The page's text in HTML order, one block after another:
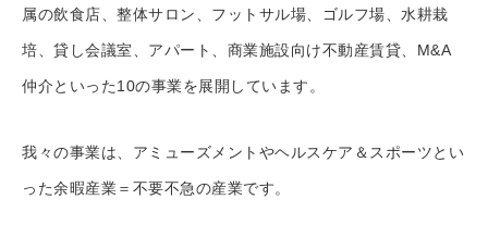
属の飲食店、整体サロン、フットサル場、ゴルフ場、水耕栽
培、貸し会議室、アパート、商業施設向け不動産賃貸、M&A
仲介といった10の事業を展開しています。
我々の事業は、アミューズメントやヘルスケア＆スポーツとい
った余暇産業＝不要不急の産業です。